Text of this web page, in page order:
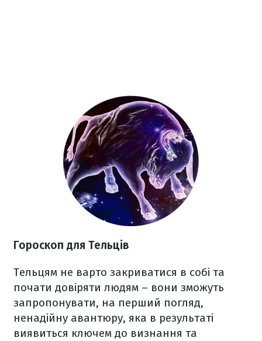
Гороскоп для Тельців
Тельцям не варто закриватися в собі та
почати довіряти людям – вони зможуть
запропонувати, на перший погляд,
ненадійну авантюру, яка в результаті
виявиться ключем до визнання та